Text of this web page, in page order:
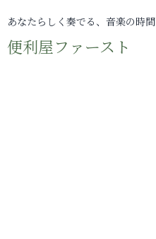
あなたらしく奏でる、音楽の時間
便利屋ファースト